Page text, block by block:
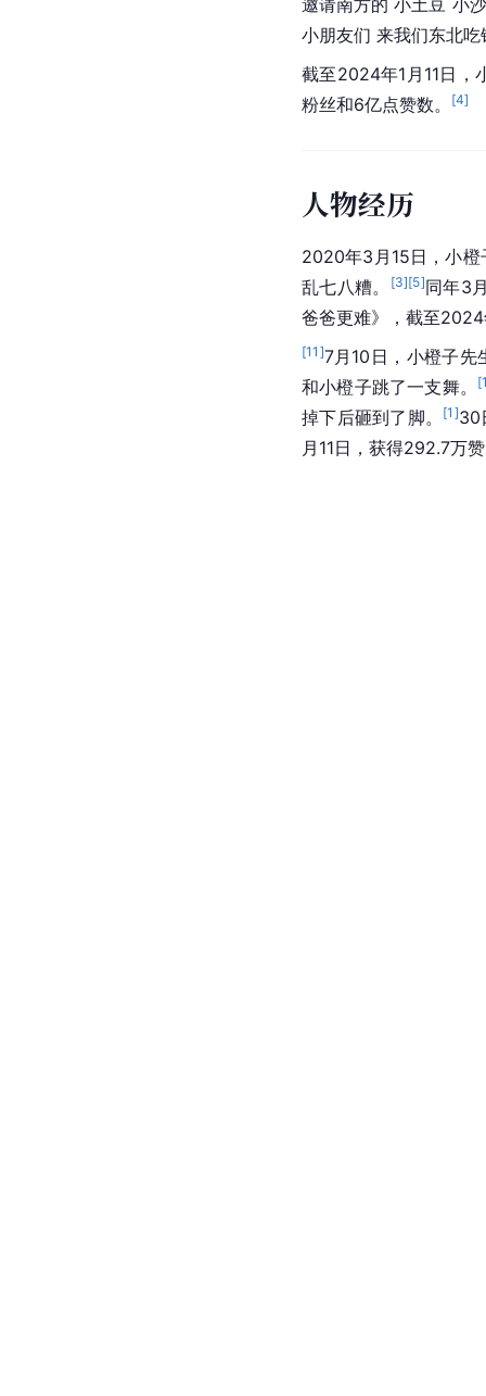
小朋友们 来我们东北
截至2024年1月11日，
粉丝和6亿点赞数。
[4]
人物经历
2020年3月15日，小橙
乱七八糟。
[3][5]同年3
爸爸更难》，截至
[11 ]7月10日，小橙子先
和小橙子跳了一支舞。
[
掉下后砸到了脚。 [1 ]30
月11日，获得292.7万